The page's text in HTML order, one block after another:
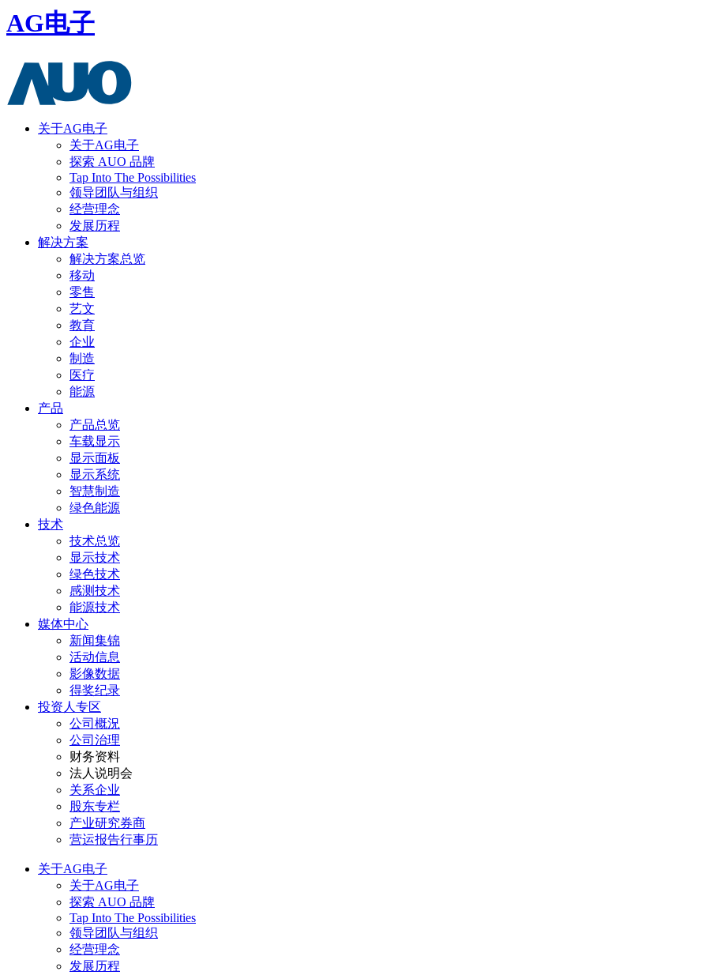
AG电子
关于AG电子
关于AG电子
探索 AUO 品牌
Tap Into The Possibilities
领导团队与组织
经营理念
发展历程
解决方案
解决方案总览
移动
零售
艺文
教育
企业
制造
医疗
能源
产品
产品总览
车载显示
显示面板
显示系统
智慧制造
绿色能源
技术
技术总览
显示技术
绿色技术
感测技术
能源技术
媒体中心
新闻集锦
活动信息
影像数据
得奖纪录
投资人专区
公司概況
公司治理
财务资料
法人说明会
关系企业
股东专栏
产业研究券商
营运报告行事历
关于AG电子
关于AG电子
探索 AUO 品牌
Tap Into The Possibilities
领导团队与组织
经营理念
发展历程